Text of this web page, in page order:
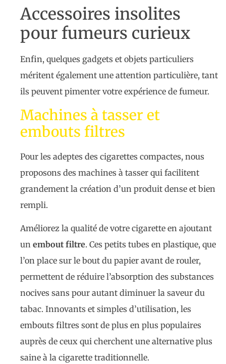
Accessoires insolites
pour fumeurs curieux
Enfin, quelques gadgets et objets particuliers
méritent également une attention particulière, tant
ils peuvent pimenter votre expérience de fumeur.
Machines à tasser et
embouts filtres
Pour les adeptes des cigarettes compactes, nous
proposons des machines à tasser qui facilitent
grandement la création d’un produit dense et bien
rempli.
Améliorez la qualité de votre cigarette en ajoutant
un embout filtre. Ces petits tubes en plastique, que
l’on place sur le bout du papier avant de rouler,
permettent de réduire l’absorption des substances
nocives sans pour autant diminuer la saveur du
tabac. Innovants et simples d’utilisation, les
embouts filtres sont de plus en plus populaires
auprès de ceux qui cherchent une alternative plus
saine à la cigarette traditionnelle.